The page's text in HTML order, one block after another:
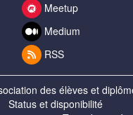
Meetup
Medium
RSS
des élèves et
Status et disponibilité